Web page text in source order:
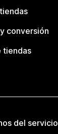
conversión
tiendas
del servicio